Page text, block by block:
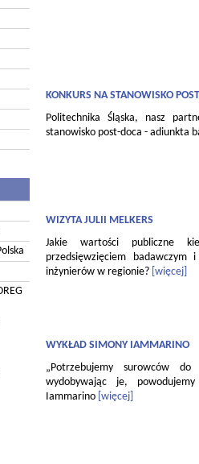
KONKURS NA STANOWISKO
Politechnika Śląska, nasz
stanowisko post-doca - adiunkta
WIZYTA JULII MELKERS
Jakie wartości publiczne
przedsięwzięciem badawczym
inżynierów w regionie? [więcej]
WYKŁAD SIMONY IAMMARINO
„Potrzebujemy surowców
wydobywając je,
Iammarino [więcej]